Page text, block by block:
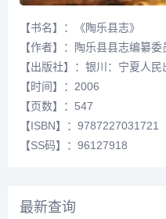
【书名】：《陶乐县志》
【作者】：陶乐县县志编纂
【出版社】：银川：宁夏人民
【时间】：2006
【页数】：547
【ISBN】：9787227031721
【SS码】：96127918
最新查询